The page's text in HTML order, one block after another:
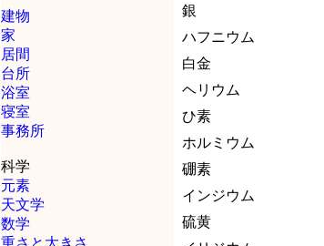
建物
家
居間
台所
浴室
寝室
事務所
科学
元素
天文学
数学
重さと大きさ
銀
ハフニウム
白金
ヘリウム
ひ素
ホルミウム
硼素
インジウム
硫黄